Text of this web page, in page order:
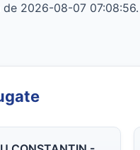
de 2026-08-07